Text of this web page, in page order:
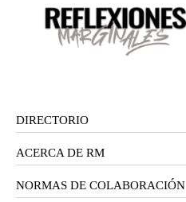
DIRECTORIO
ACERCA DE RM
NORMAS DE COLABORACIÓN